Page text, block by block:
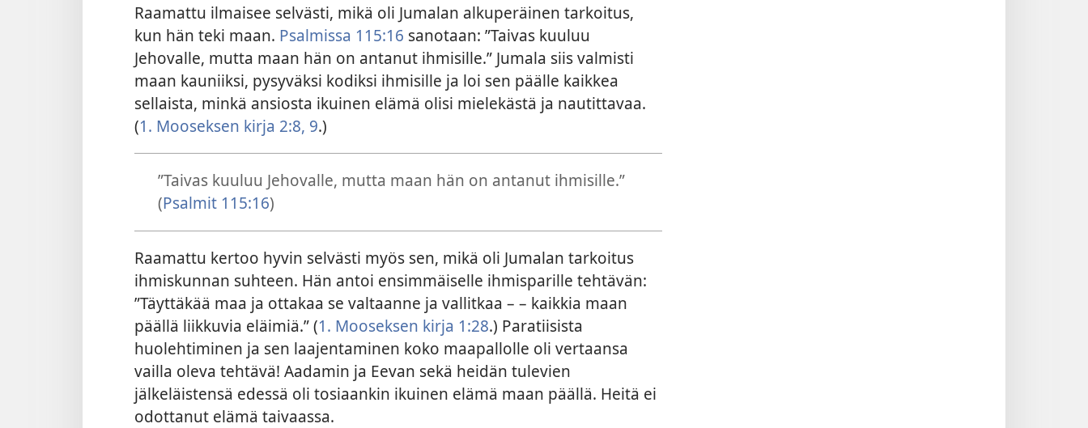
Raamattu ilmaisee selvästi, mikä oli Jumalan alkuperäinen tarkoitus,
kun hän teki maan. Psalmissa 115:16 sanotaan: ”Taivas kuuluu
Jehovalle, mutta maan hän on antanut ihmisille.” Jumala siis valmisti
maan kauniiksi, pysyväksi kodiksi ihmisille ja loi sen päälle kaikkea
sellaista, minkä ansiosta ikuinen elämä olisi mielekästä ja nautittavaa.
(1. Mooseksen kirja 2:8, 9.)
”Taivas kuuluu Jehovalle, mutta maan hän on antanut ihmisille.”
(Psalmit 115:16)
Raamattu kertoo hyvin selvästi myös sen, mikä oli Jumalan tarkoitus
ihmiskunnan suhteen. Hän antoi ensimmäiselle ihmisparille tehtävän:
”Täyttäkää maa ja ottakaa se valtaanne ja vallitkaa – – kaikkia maan
päällä liikkuvia eläimiä.” (1. Mooseksen kirja 1:28.) Paratiisista
huolehtiminen ja sen laajentaminen koko maapallolle oli vertaansa
vailla oleva tehtävä! Aadamin ja Eevan sekä heidän tulevien
jälkeläistensä edessä oli tosiaankin ikuinen elämä maan päällä. Heitä ei
odottanut elämä taivaassa.